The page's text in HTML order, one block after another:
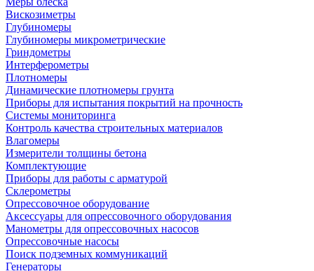
Вискозиметры
Глубиномеры
Глубиномеры микрометрические
Гриндометры
Интерферометры
Плотномеры
Динамические плотномеры грунта
Приборы для испытания покрытий на прочность
Системы мониторинга
Контроль качества строительных материалов
Влагомеры
Измерители толщины бетона
Комплектующие
Приборы для работы с арматурой
Склерометры
Опрессовочное оборудование
Аксессуары для опрессовочного оборудования
Манометры для опрессовочных насосов
Опрессовочные насосы
Поиск подземных коммуникаций
Генераторы